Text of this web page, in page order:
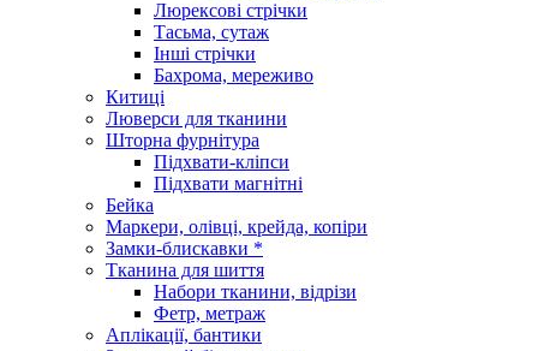
Люрексові стрічки
Тасьма, сутаж
Інші стрічки
Бахрома, мереживо
Китиці
Люверси для тканини
Шторна фурнітура
Підхвати-кліпси
Підхвати магнітні
Бейка
Маркери, олівці, крейда, копіри
Замки-блискавки *
Тканина для шиття
Набори тканини, відрізи
Фетр, метраж
Аплікації, бантики